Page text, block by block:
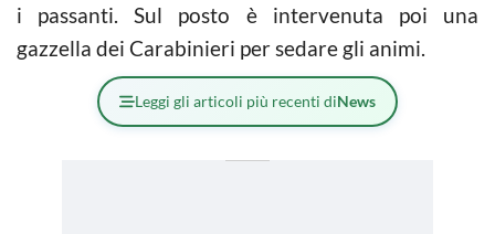
i passanti. Sul posto è intervenuta poi una
gazzella dei Carabinieri per sedare gli animi.
Leggi gli articoli più recenti diNews